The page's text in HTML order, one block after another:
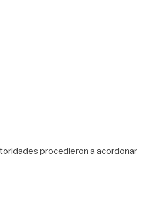
procedieron a acordonar